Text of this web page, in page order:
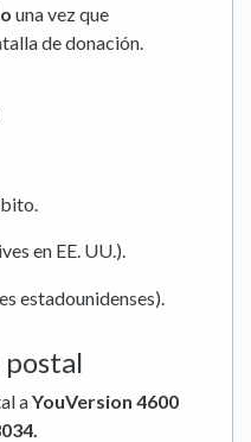
una vez que
de donación.
en EE. UU.).
estadounidenses).
aYouVersion 4600